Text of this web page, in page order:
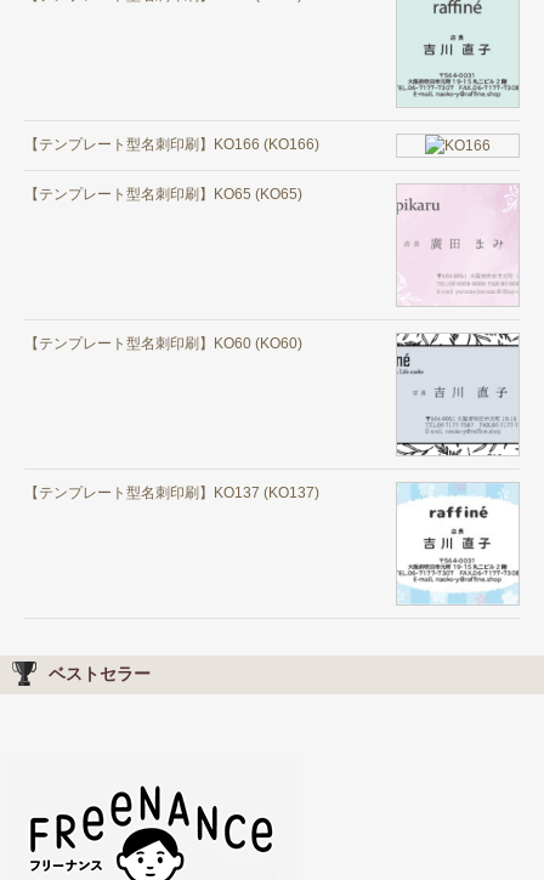
【テンプレート型名刺印刷】KO166 (KO166)
【テンプレート型名刺印刷】KO65 (KO65)
【テンプレート型名刺印刷】KO60 (KO60)
【テンプレート型名刺印刷】KO137 (KO137)
ベストセラー